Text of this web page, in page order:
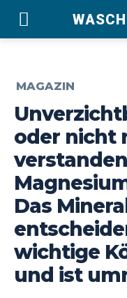
MAGAZIN
oder nicht
Das
wichtige
und ist